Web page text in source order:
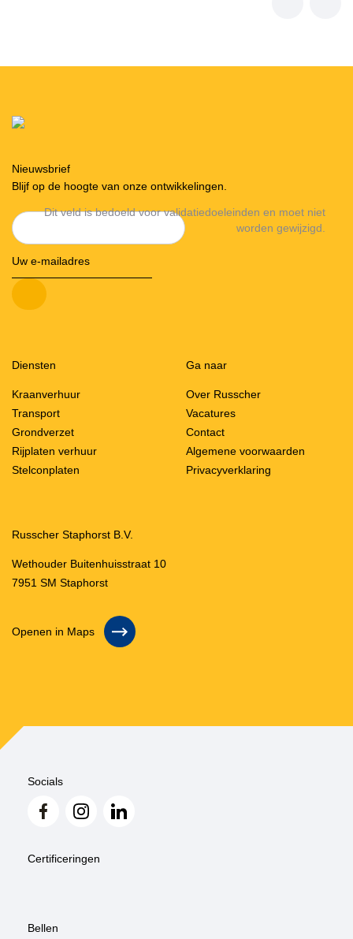
Nieuwsbrief
Blijf op de hoogte van onze ontwikkelingen.
Dit veld is bedoeld voor validatiedoeleinden en moet niet
worden gewijzigd.
Diensten
Kraanverhuur
Transport
Grondverzet
Rijplaten verhuur
Stelconplaten
Ga naar
Over Russcher
Vacatures
Contact
Algemene voorwaarden
Privacyverklaring
Russcher Staphorst B.V.
Wethouder Buitenhuisstraat 10
7951 SM Staphorst
Openen in Maps
Socials
Certificeringen
Bellen